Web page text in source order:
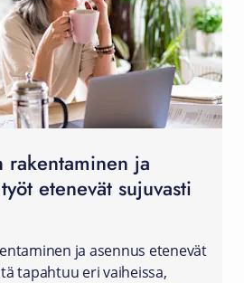
rakentaminen ja
etenevät sujuvasti
ja asennus etenevät
tapahtuu eri vaiheissa,